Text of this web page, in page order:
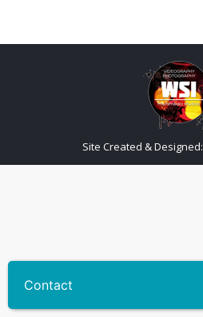
Site Created & Designed:
Contact